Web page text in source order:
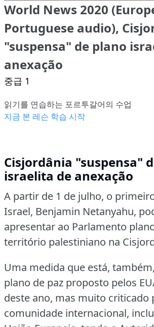
World News 2020
Portuguese audio),
"suspensa" de plano
anexação
중급 1
읽기를 연습하는 포르투갈어의 수업
지금 본 레슨 학습 시작
Cisjordânia "suspensa"
israelita de anexação
A partir de 1 de julho, o
Israel, Benjamin Netanyahu,
apresentar ao Parlamento
território palestiniano na
Uma medida que está,
plano de paz proposto pelos
deste ano, mas muito criticado
comunidade internacional,